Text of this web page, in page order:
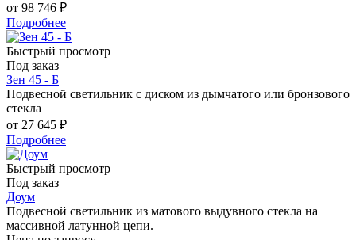
от 98 746 ₽
Подробнее
Быстрый просмотр
Под заказ
Зен 45 - Б
Подвесной светильник с диском из дымчатого или бронзового
стекла
от 27 645 ₽
Подробнее
Быстрый просмотр
Под заказ
Доум
Подвесной светильник из матового выдувного стекла на
массивной латунной цепи.